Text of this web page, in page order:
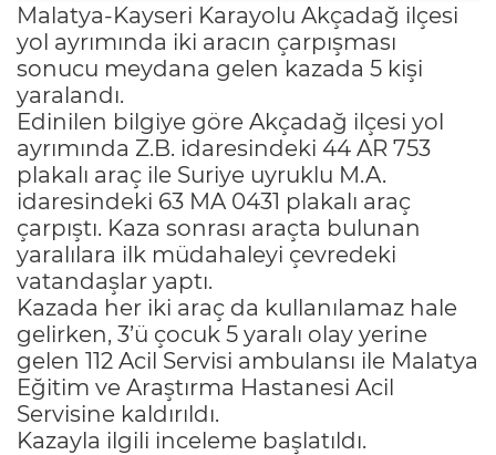
Malatya-Kayseri Karayolu Akçadağ ilçesi
yol ayrımında iki aracın çarpışması
sonucu meydana gelen kazada 5 kişi
yaralandı.
Edinilen bilgiye göre Akçadağ ilçesi yol
ayrımında Z.B. idaresindeki 44 AR 753
plakalı araç ile Suriye uyruklu M.A.
idaresindeki 63 MA 0431 plakalı araç
çarpıştı. Kaza sonrası araçta bulunan
yaralılara ilk müdahaleyi çevredeki
vatandaşlar yaptı.
Kazada her iki araç da kullanılamaz hale
gelirken, 3’ü çocuk 5 yaralı olay yerine
gelen 112 Acil Servisi ambulansı ile Malatya
Eğitim ve Araştırma Hastanesi Acil
Servisine kaldırıldı.
Kazayla ilgili inceleme başlatıldı.